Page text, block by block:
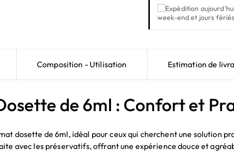
week-end et jours fériés
Composition - Utilisation Estimation de
de 6ml : Confort et
dosette de 6ml, idéal pour ceux qui cherchent une solution
avec les préservatifs, offrant une expérience douce et